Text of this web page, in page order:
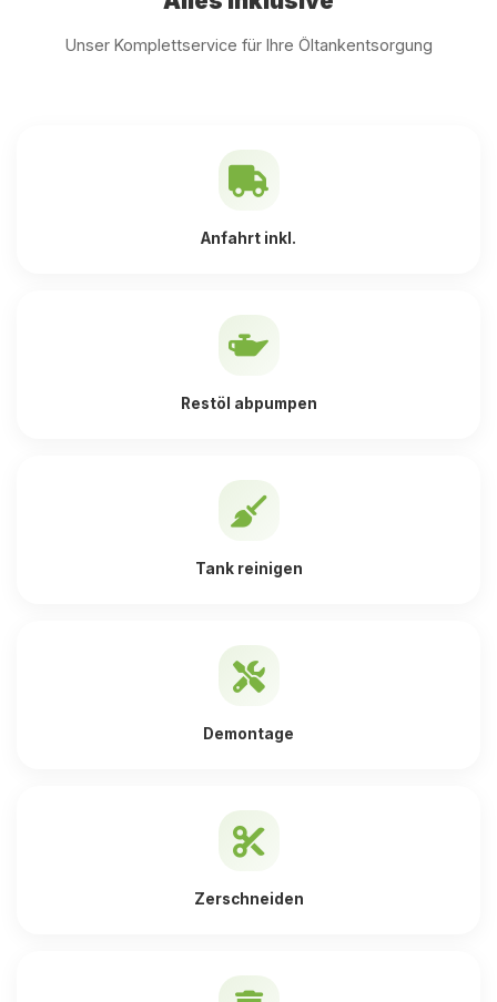
Unser Komplettservice für Ihre Öltankentsorgung
Anfahrt inkl.
Restöl abpumpen
Tank reinigen
Demontage
Zerschneiden